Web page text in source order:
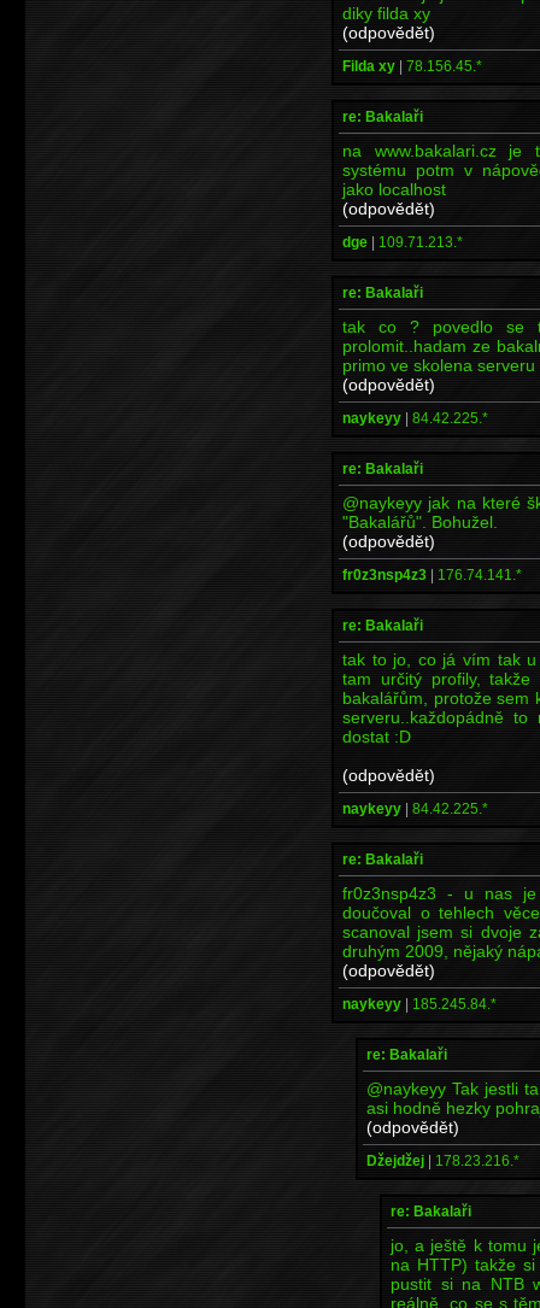
diky filda xy
(odpovědět)
Filda xy | 78.156.45.*
re: Bakalaři
na www.bakalari.cz je
systému potm v
jako localhost
(odpovědět)
dge | 109.71.213.*
re: Bakalaři
tak co ? povedlo se
prolomit..hadam ze
primo ve skolena
(odpovědět)
naykeyy | 84.42.225.*
re: Bakalaři
@naykeyy jak na které
"Bakalářů". Bohužel.
(odpovědět)
fr0z3nsp4z3 | 176.74.141.*
re: Bakalaři
tak to jo, co já vím tak
tam určitý profily,
bakalářům, protože sem
serveru..každopádně
dostat :D
(odpovědět)
naykeyy | 84.42.225.*
re: Bakalaři
fr0z3nsp4z3 - u nas
doučoval o tehlech
scanoval jsem si dvoje
druhým 2009, nějaký
(odpovědět)
naykeyy | 185.245.84.*
re: Bakalaři
@naykeyy Tak jestli
asi hodně hezky
(odpovědět)
Džejdžej | 178.23.216.*
re: Bakalaři
jo, a ještě k tomu
na HTTP) takže
pustit si na NTB
reálně, co se s